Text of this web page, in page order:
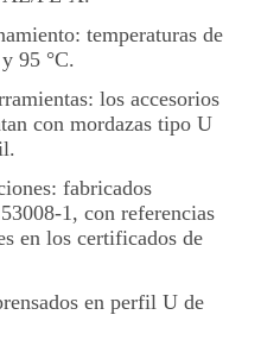
temperaturas de
95 °C.
los accesorios
con mordazas tipo U
fabricados
1, con referencias
en los certificados de
en perfil U de